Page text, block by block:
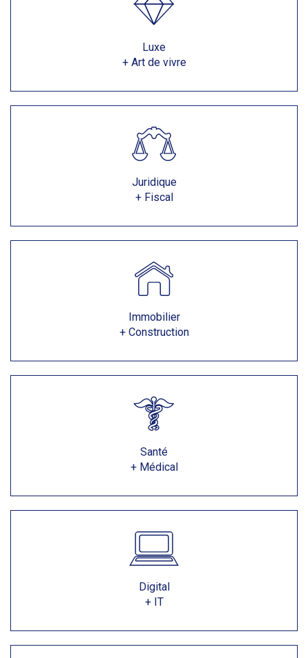
Luxe
+ Art de vivre
Juridique
+ Fiscal
Immobilier
+ Construction
Santé
+ Médical
Digital
+ IT